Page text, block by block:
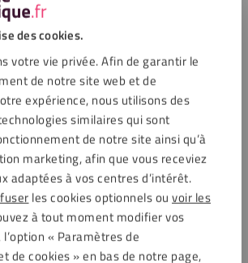
des cookies.
votre vie privée. Afin de garantir le
de notre site web et de
expérience, nous utilisons des
similaires qui sont
de notre site ainsi qu’à
marketing, afin que vous receviez
adaptées à vos centres d’intérêt.
les cookies optionnels ou voir les
à tout moment modifier vos
« Paramètres de
de cookies » en bas de notre page,
plastiques et de l’aménagement
pour l’automobile, la construction
et les applications de
combinaison avec divers adhésifs de
acryliques et mastics MS polymère.
so
posées